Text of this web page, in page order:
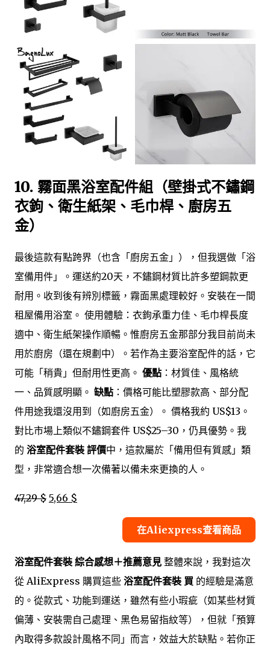
10. 霧面黑浴室配件組（壁掛式不鏽鋼
衣鉤、衛生紙架、毛巾桿、廚房五
金）
最後這款有點跨界（也含「廚房五金」），但我選做「浴
室備用件」。運送約20天，不鏽鋼材質比許多塑鋼款更
耐用。收到後有辨別標籤，霧面黑處理較好。安裝在一間
租屋備用浴室。 使用體驗：衣鉤承重力佳、毛巾桿長度
適中、衛生紙架操作順暢。惟廚房五金那部分我目前尚未
用於廚房（還在規劃中）。若作為主要浴室配件的話，它
可能「稍貴」但耐用性更高。 優點 ：材質佳、風格統
一、品質感明顯。 缺點 ：價格可能比塑膠款高、部分配
件用途我還沒用到（如廚房五金）。 價格我約 US$13。
對比市場上類似不鏽鋼套件 US$25–30，仍具優勢。我
的 浴室配件套裝 評價中，這款屬於「備用但有質感」類
型，非常適合想一次備著以備未來更換的人。
47,29 $ 5,66 $
在Aliexpress查看商品
浴室配件套裝 綜合感想＋推薦意見 整體來說，我對這次
從 AliExpress 購買這些 浴室配件套裝 買 的經驗是滿意
的。從款式、功能到運送，雖然有些小瑕疵（如某些材質
偏薄、安裝需自己處理、黑色易留指紋等），但就「預算
內取得多款設計風格不同」而言，效益大於缺點。若你正